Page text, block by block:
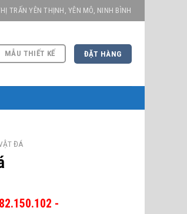
TRẤN YÊN THỊNH, YÊN MÔ, NINH BÌNH
MẪU THIẾT KẾ ĐẶT HÀNG
ĐÁ
-